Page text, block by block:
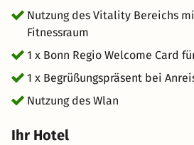
Nutzung des Vitality Bereichs
Fitnessraum
1 x Bonn Regio Welcome Card
1 x Begrüßungspräsent bei
Nutzung des Wlan
Ihr Hotel